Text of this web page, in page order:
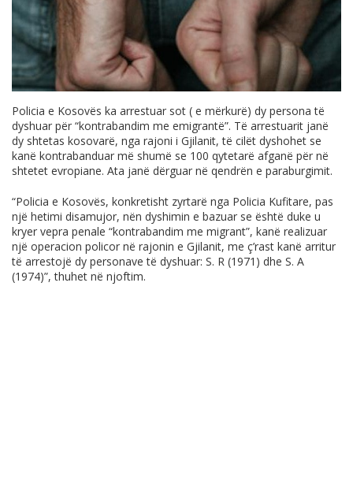
Policia e Kosovës ka arrestuar sot ( e mërkurë) dy persona të
dyshuar për “kontrabandim me emigrantë”. Të arrestuarit janë
dy shtetas kosovarë, nga rajoni i Gjilanit, të cilët dyshohet se
kanë kontrabanduar më shumë se 100 qytetarë afganë për në
shtetet evropiane. Ata janë dërguar në qendrën e paraburgimit.
“Policia e Kosovës, konkretisht zyrtarë nga Policia Kufitare, pas
një hetimi disamujor, nën dyshimin e bazuar se është duke u
kryer vepra penale “kontrabandim me migrant”, kanë realizuar
një operacion policor në rajonin e Gjilanit, me ç’rast kanë arritur
të arrestojë dy personave të dyshuar: S. R (1971) dhe S. A
(1974)”, thuhet në njoftim.